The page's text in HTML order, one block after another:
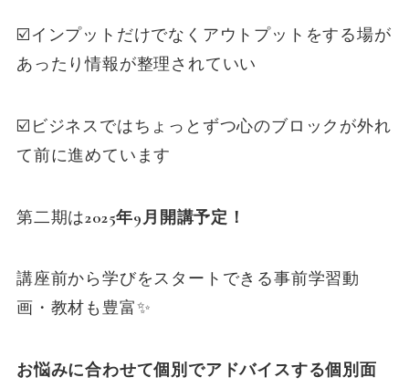
☑️インプットだけでなくアウトプットをする場が
あったり情報が整理されていい
☑️ビジネスではちょっとずつ心のブロックが外れ
て前に進めています
第二期は2025年9月開講予定！
講座前から学びをスタートできる事前学習動
画・教材も豊富✨
お悩みに合わせて個別でアドバイスする個別面